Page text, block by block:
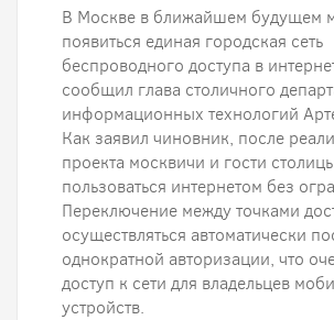
В Москве в ближайшем будущем
появиться единая городская сеть
беспроводного доступа в
сообщил глава столичного
информационных технологий
Как заявил чиновник, после
проекта москвичи и гости
пользоваться интернетом без
Переключение между точками
осуществляться автоматически
однократной авторизации, что
доступ к сети для владельцев
устройств.